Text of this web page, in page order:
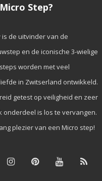
Step?
is de uitvinder van de
en de iconische 3-wielige
worden met veel
in Zwitserland ontwikkeld.
getest op veiligheid en zeer
onderdeel is los te vervangen.
plezier van een Micro step!